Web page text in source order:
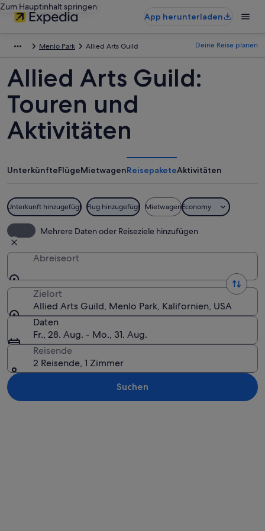
Zum Hauptinhalt springen
App herunterladen
Menlo Park Allied Arts Guild Deine Reise planen
Allied Arts Guild:
Touren und
Aktivitäten
UnterkünfteFlügeMietwagenReisepaketeAktivitäten
Unterkunft hinzugefügt Flug hinzugefügt MietwagenEconomy
Mehrere Daten oder Reiseziele hinzufügen
Abreiseort
Zielort
Allied Arts Guild, Menlo Park, Kalifornien, USA
Daten
Fr., 28. Aug. - Mo., 31. Aug.
Reisende
2 Reisende, 1 Zimmer
Suchen